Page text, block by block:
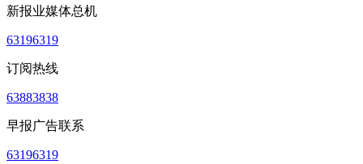
新报业媒体总机
63196319
订阅热线
63883838
早报广告联系
63196319